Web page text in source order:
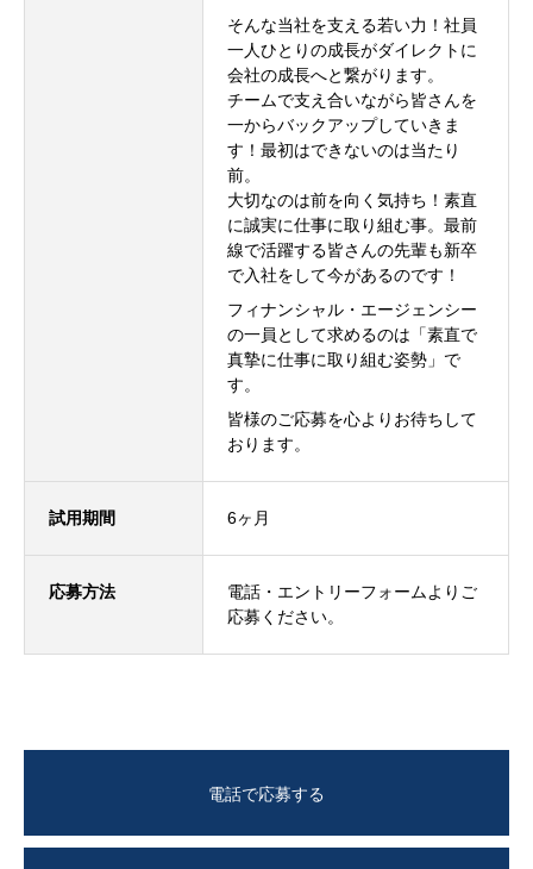
求人情報
そんな当社を支える若い力！社員
一人ひとりの成長がダイレクトに
会社の成長へと繋がります。
チームで支え合いながら皆さんを
一からバックアップしていきま
す！最初はできないのは当たり
前。
大切なのは前を向く気持ち！素直
に誠実に仕事に取り組む事。最前
線で活躍する皆さんの先輩も新卒
で入社をして今があるのです！
フィナンシャル・エージェンシー
の一員として求めるのは「素直で
真摯に仕事に取り組む姿勢」で
す。
皆様のご応募を心よりお待ちして
おります。
試用期間 6ヶ月
応募方法 電話 ・ エントリーフォームよりご
応募ください。
電話で応募する